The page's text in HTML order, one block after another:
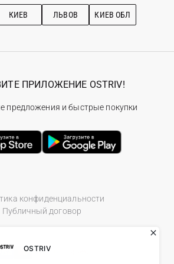
по уходу
КИЕВ ЛЬВОВ КИЕВ ОБЛ
конфиденциальности
Публичный договор
ПРИЛОЖЕНИЕ OSTRIV!
предложения и быстрые покупки